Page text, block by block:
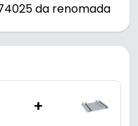
da renomada
combine alta
Este kit é
proporcionando
suave e silencioso,
revestido de
+